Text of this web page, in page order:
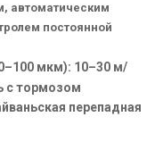
автоматическим
постоянной
мкм): 10–30 м/
с тормозом
перепадная